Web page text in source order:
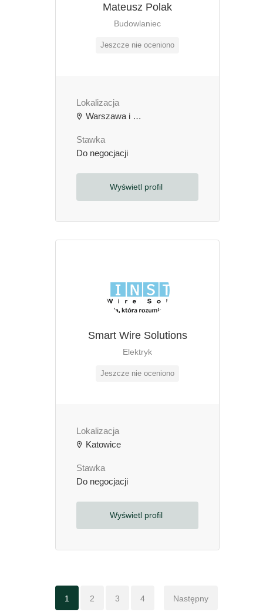
Mateusz Polak
Budowlaniec
Jeszcze nie oceniono
Lokalizacja
Warszawa i Okolice
Stawka
Do negocjacji
Wyświetl profil
Smart Wire Solutions
Elektryk
Jeszcze nie oceniono
Lokalizacja
Katowice
Stawka
Do negocjacji
Wyświetl profil
1 2 3 4 Następny